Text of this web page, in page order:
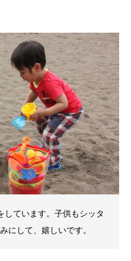
ています。子供もシッタ
にして、嬉しいです。